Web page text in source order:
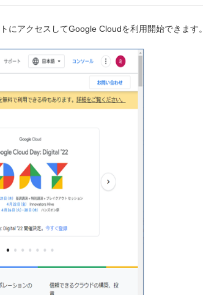
アクセスしてGoogle Cloudを利用開始できます。